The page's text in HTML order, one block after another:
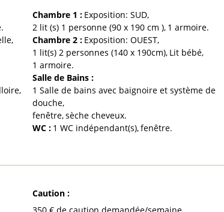
Chambre 1: Exposition: SUD
2
lit (s) 1 personne (90 x 190 cm ) 1 armoire
Chambre 2: Exposition: OUEST
1 lit(s) 2 personnes (140 x 190cm) Lit bébé
1 armoire
Salle de Bains:
1 Salle de bains avec baignoire et système de
douche
fenêtre sèche cheveux
WC: 1 WC indépendant(s) fenêtre
Caution: